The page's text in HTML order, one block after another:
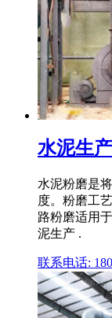
水泥生
水泥粉磨是
度。粉磨工
路粉磨适用
泥生产 .
联系电话: